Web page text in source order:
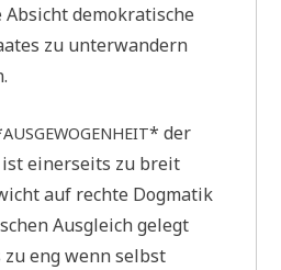
Absicht demo­kra­ti­sche
zu unter­wan­dern
AUSGEWOGENHEIT* der
einer­seits zu breit
auf rech­te Dog­ma­tik
Aus­gleich gelegt
eng wenn selbst